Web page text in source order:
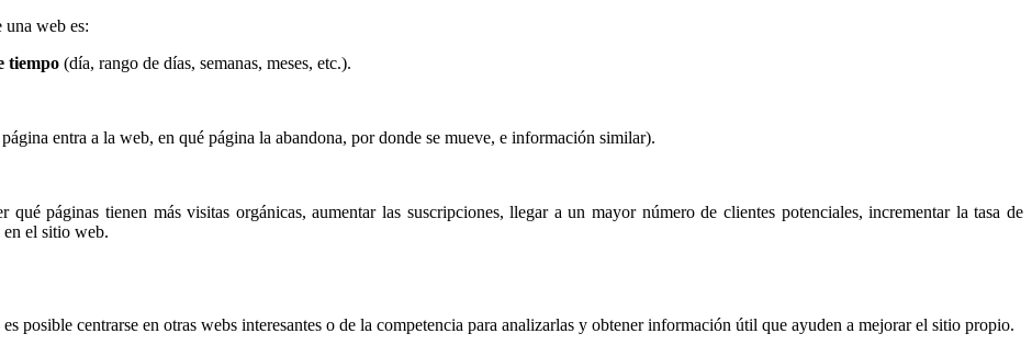
web es:
tiempo (día, rango de días, semanas, meses, etc.).
entra a la web, en qué página la abandona, por donde se mueve, e información similar).
páginas tienen más visitas orgánicas, aumentar las suscripciones, llegar a un mayor número de clientes potenciales, incrementar la tasa de
en el sitio web.
posible centrarse en otras webs interesantes o de la competencia para analizarlas y obtener información útil que ayuden a mejorar el sitio propio.